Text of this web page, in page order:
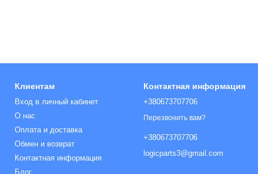
Клиентам
Вход в личный кабинет
О нас
Оплата и доставка
Обмен и возврат
Контактная информация
Блог
Контактная информация
+380673707706
Перезвонить вам?
+380673707706
logicparts3@gmail.com